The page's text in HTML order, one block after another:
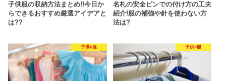
子供服の収納方法まとめ!!今日か
らできるおすすめ厳選アイデアと
は??
名札の安全ピンでの付け方の工夫
紹介!服の補強や針を使わない方
法は?
子供×服 子供×服